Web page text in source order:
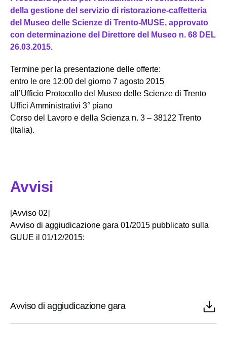
Scopri il museo
Partecipa
Per la scuola
della gestione del servizio di ristorazione-caffetteria
del Museo delle Scienze di Trento-MUSE, approvato
con determinazione del Direttore del Museo n. 68 DEL
26.03.2015.
Termine per la presentazione delle offerte:
entro le ore 12:00 del giorno 7 agosto 2015
all’Ufficio Protocollo del Museo delle Scienze di Trento
Uffici Amministrativi 3° piano
Corso del Lavoro e della Scienza n. 3 – 38122 Trento
(Italia).
Avvisi
[Avviso 02]
Avviso di aggiudicazione gara 01/2015 pubblicato sulla
GUUE il 01/12/2015:
Avviso di aggiudicazione gara